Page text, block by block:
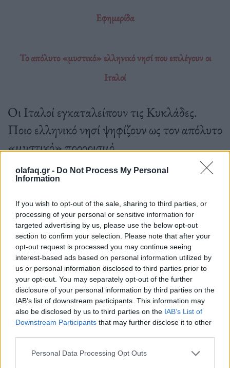
olafaq.gr - Do Not Process My Personal
Information
If you wish to opt-out of the sale, sharing to third parties, or
processing of your personal or sensitive information for
targeted advertising by us, please use the below opt-out
section to confirm your selection. Please note that after your
opt-out request is processed you may continue seeing
interest-based ads based on personal information utilized by
us or personal information disclosed to third parties prior to
your opt-out. You may separately opt-out of the further
disclosure of your personal information by third parties on the
IAB’s list of downstream participants. This information may
also be disclosed by us to third parties on the IAB’s List of
Downstream Participants that may further disclose it to other
Personal Data Processing Opt Outs
Εφημερίδα
Το απόλυτο «μυστικό» ελληνικό νησί που επιλέγουν οι
Ιταλοί
Οι Ιταλοί εγκαταλείπουν τις Κυκλάδες.
Ποιο ελληνικό νησί ψηφίζουν ως τον απόλυτο
«μυστικό» προορισμό.